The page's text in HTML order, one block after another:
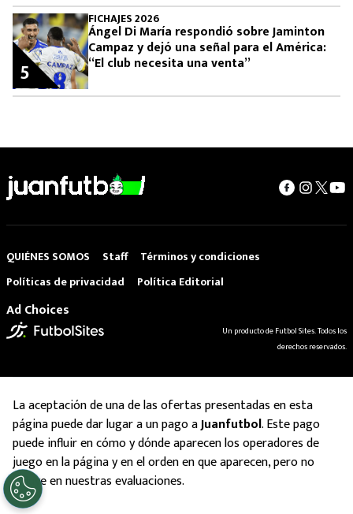
FICHAJES 2026
Ángel Di María respondió sobre Jaminton
Campaz y dejó una señal para el América:
“El club necesita una venta”
5
QUIÉNES SOMOS Staff
Términos y condiciones
Políticas de privacidad
Política Editorial
Ad Choices
Un producto de Futbol Sites. Todos los
derechos reservados.
La aceptación de una de las ofertas presentadas en esta
página puede dar lugar a un pago aJuanfutbol. Este pago
puede influir en cómo y dónde aparecen los operadores de
juego en la página y en el orden en que aparecen, pero no
influye en nuestras evaluaciones.